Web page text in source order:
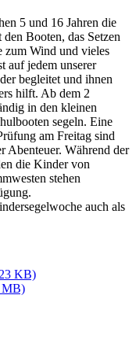
5 und 16 Jahren die
Booten, das Setzen
zum Wind und vieles
auf jedem unserer
begleitet und ihnen
hilft. Ab dem 2
in den kleinen
segeln. Eine
am Freitag sind
Abenteuer. Während der
die Kinder von
stehen
auch als
KB)
MB)